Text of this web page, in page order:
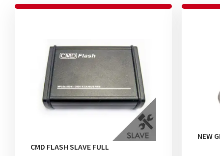
CMD FLASH SLAVE FULL
NEW